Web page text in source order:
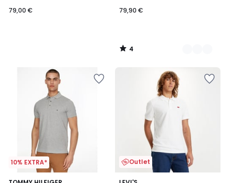
79,00 €
79,90 €
4
/
10% EXTRA* Outlet